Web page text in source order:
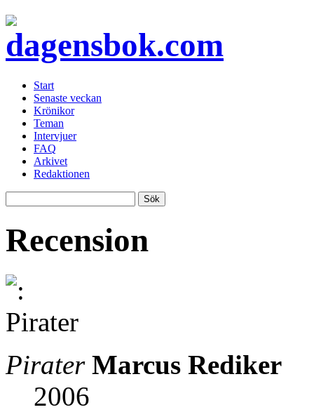
Start
Senaste veckan
Krönikor
Teman
Intervjuer
FAQ
Arkivet
Redaktionen
Recension
Pirater Marcus Rediker
2006